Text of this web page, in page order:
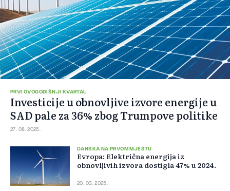
PRVI OVOGODIŠNJI KVARTAL
Investicije u obnovljive izvore energije u
SAD pale za 36% zbog Trumpove politike
27. 08. 2025.
DANSKA NA PRVOM MJESTU
Evropa: Električna energija iz
obnovljivih izvora dostigla 47% u 2024.
20. 03. 2025.